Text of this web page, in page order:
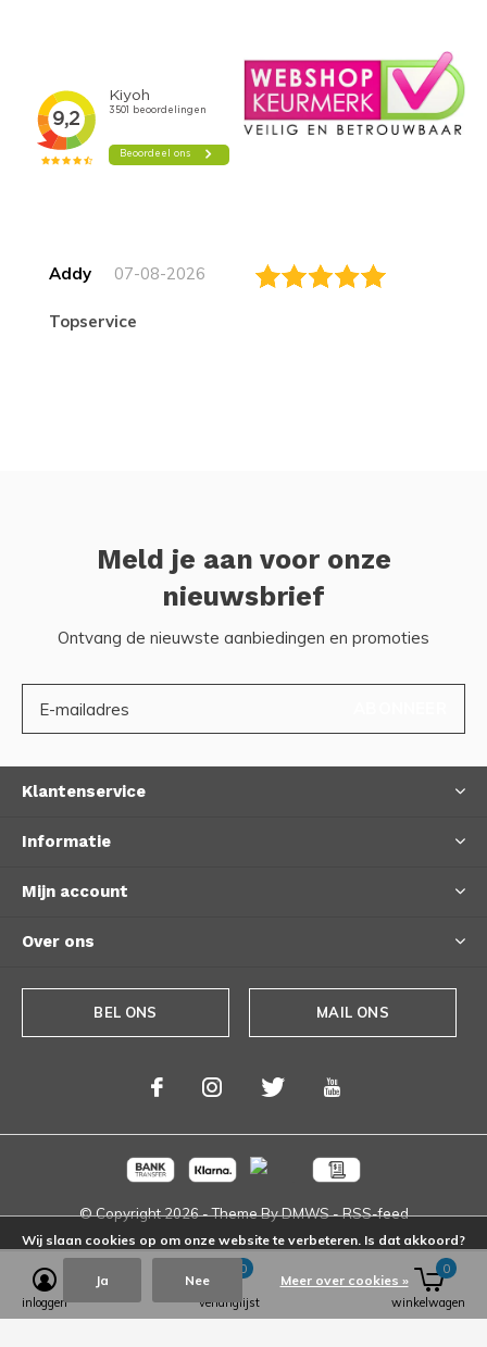
Addy 07-08-2026
topservice
Meld je aan voor onze
nieuwsbrief
Ontvang de nieuwste aanbiedingen en promoties
Klantenservice
Informatie
Mijn account
Over ons
BEL ONS MAIL ONS
© Copyright2026- Theme ByDMWS-RSS-feed
inloggen verlanglijst
0
winkelwagen
0
Wij slaan cookies op om onze website te verbeteren. Is dat akkoord?
Ja Nee Meer over cookies »